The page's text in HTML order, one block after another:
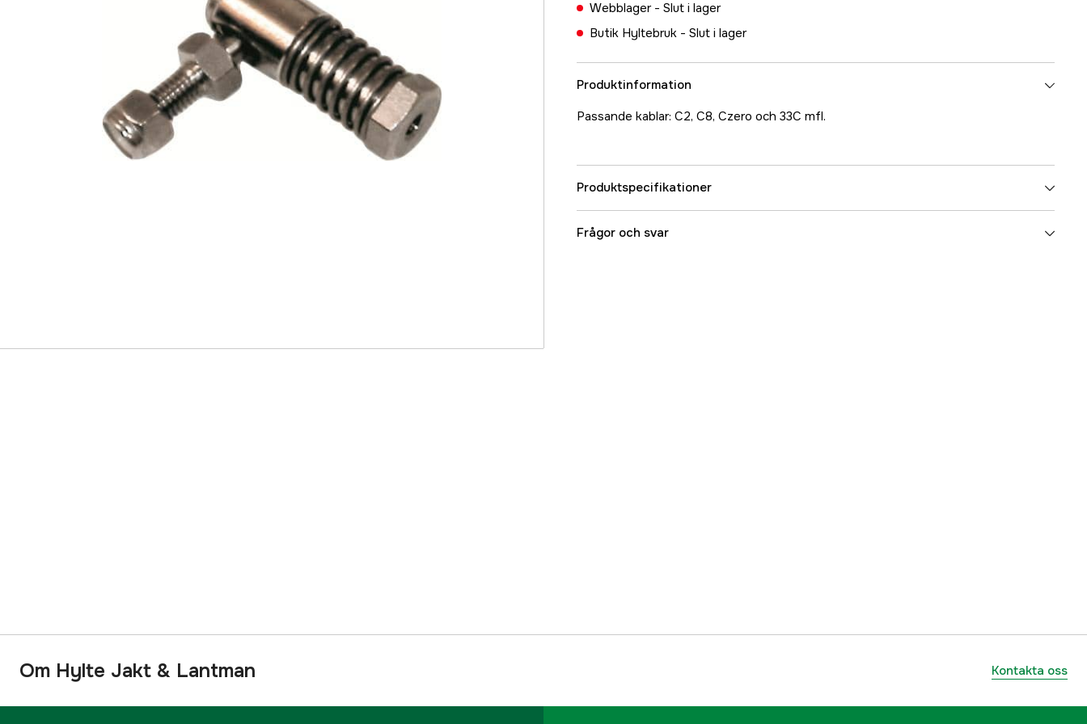
Webblager - Slut i lager
Butik Hyltebruk - Slut i lager
Produktinformation
Passande kablar: C2, C8, Czero och 33C mfl.
Produktspecifikationer
Referensnummer
Frågor och svar
Om Hylte Jakt & Lantman Kontakta oss